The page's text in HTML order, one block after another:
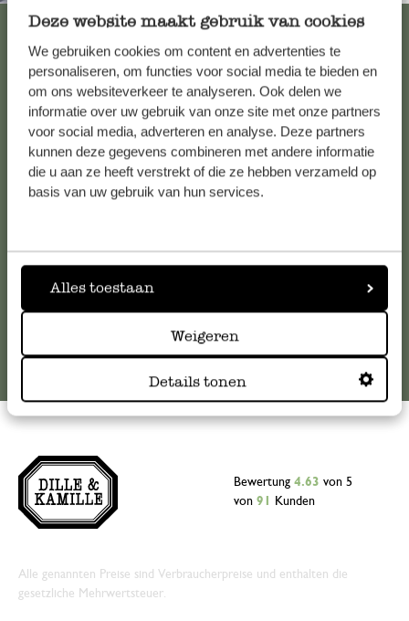
Deze website maakt gebruik van cookies
We gebruiken cookies om content en advertenties te
personaliseren, om functies voor social media te bieden en
om ons websiteverkeer te analyseren. Ook delen we
informatie over uw gebruik van onze site met onze partners
voor social media, adverteren en analyse. Deze partners
kunnen deze gegevens combineren met andere informatie
die u aan ze heeft verstrekt of die ze hebben verzameld op
basis van uw gebruik van hun services.
Alles toestaan
Weigeren
Details tonen
Alle 62 Geschäfte anzeigen
Kundenservice/Hilfe
Falls Sie Fragen haben oder Tipps und Hilfe brauchen, wenden
Sie sich bitte an unseren Kundenservice. Oder lesen Sie hier
die Antworten aufhäufig gestellte Fragen
kundenservice@dille-kamille.at
Bewertung 4.63 von 5
von 91 Kunden
Alle genannten Preise sind Verbraucherpreise und enthalten die
gesetzliche Mehrwertsteuer.